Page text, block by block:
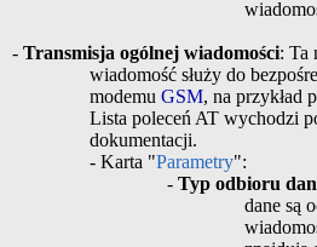
- Transmisja ogólnej wiadomości: Ta
wiadomość służy do
modemu GSM, na przykład
Lista poleceń AT wychodzi
dokumentacji.
- Karta "Parametry":
- Typ odbioru
dane są